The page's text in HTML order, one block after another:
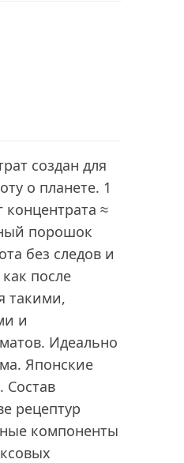
создан для
о планете. 1
концентрата ≈
порошок
без следов и
после
такими,
и
Идеально
Японские
Состав
рецептур
компоненты